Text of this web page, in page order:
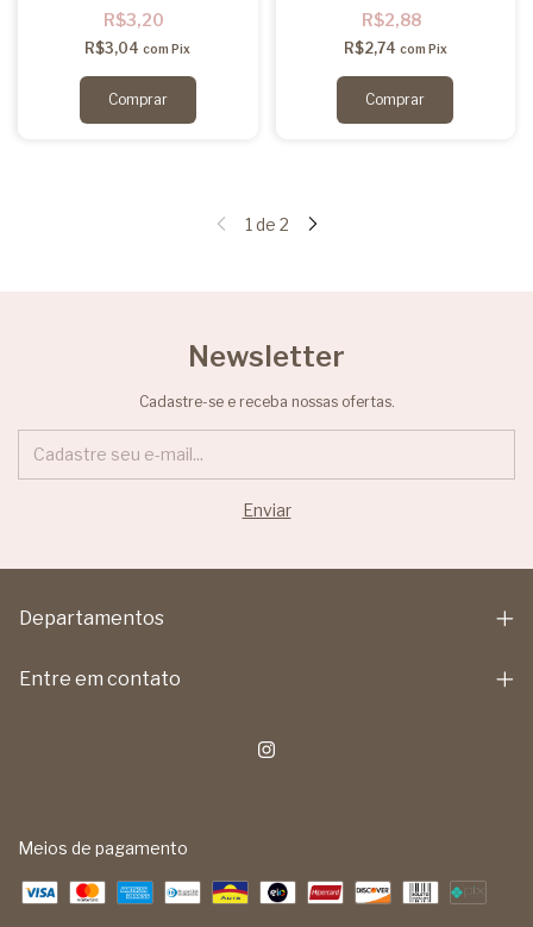
R$3,20
R$3,04com Pix
R$2,88
R$2,74 com Pix
1 de 2
Newsletter
Cadastre-se e receba nossas ofertas.
Departamentos
Entre em contato
Meios de pagamento